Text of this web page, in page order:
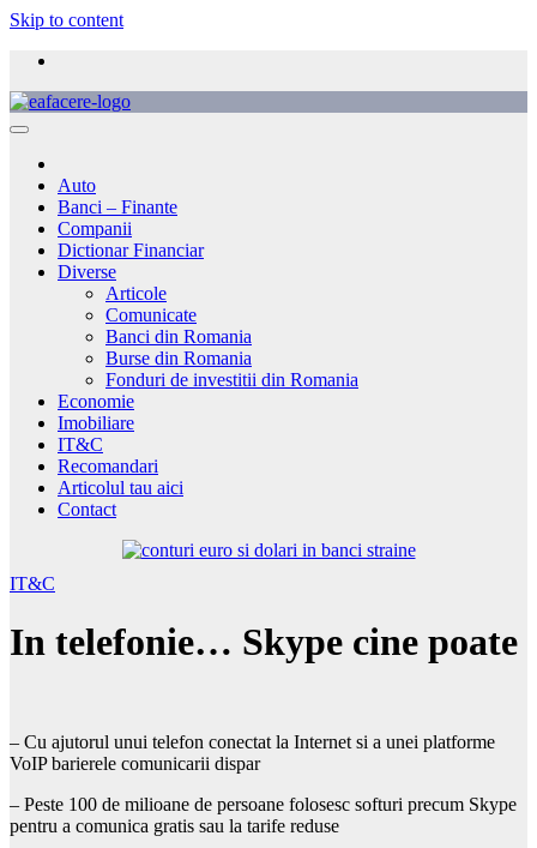
Skip to content
Auto
Banci – Finante
Companii
Dictionar Financiar
Diverse
Articole
Comunicate
Banci din Romania
Burse din Romania
Fonduri de investitii din Romania
Economie
Imobiliare
IT&C
Recomandari
Articolul tau aici
Contact
IT&C
In telefonie… Skype cine poate
– Cu ajutorul unui telefon conectat la Internet si a unei platforme
VoIP barierele comunicarii dispar
– Peste 100 de milioane de persoane folosesc softuri precum Skype
pentru a comunica gratis sau la tarife reduse